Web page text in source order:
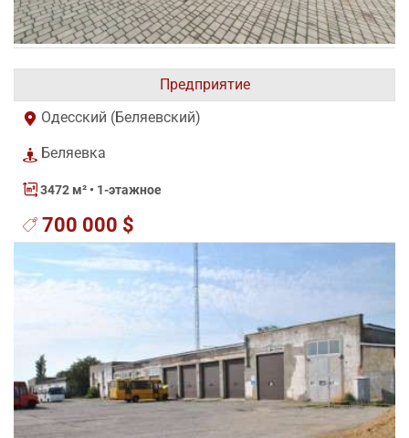
Предприятие
Одесский (Беляевский)
Беляевка
3472 м² • 1-этажное
700 000 $